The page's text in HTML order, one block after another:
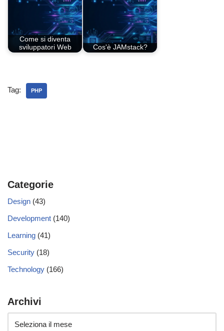
Come si diventa
sviluppatori Web
Cos'è JAMstack?
Tag: PHP
Categorie
Design (43)
Development (140)
Learning (41)
Security (18)
Technology (166)
Archivi